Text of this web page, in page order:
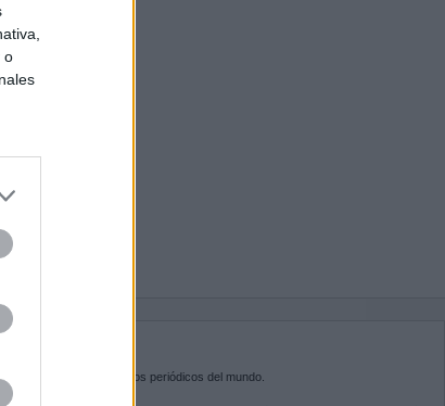
o
la puerta de entrada a los periódicos del mundo.